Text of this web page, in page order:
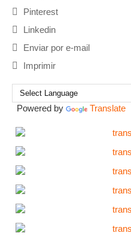
Pinterest
Linkedin
Enviar por e-mail
Imprimir
Powered by Translate